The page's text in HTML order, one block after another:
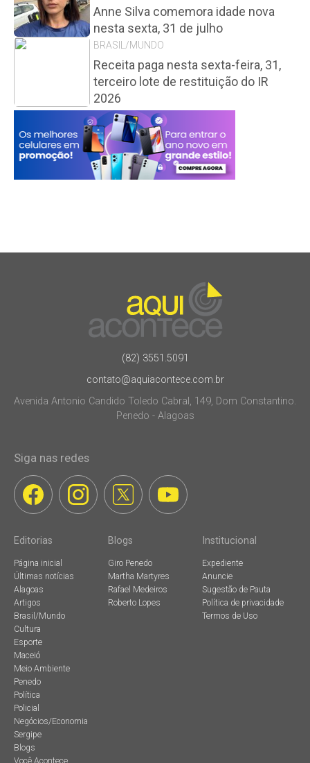
Anne Silva comemora idade nova
nesta sexta, 31 de julho
BRASIL/MUNDO
Receita paga nesta sexta-feira, 31,
terceiro lote de restituição do IR
2026
(82) 3551.5091
contato@aquiacontece.com.br
Avenida Antonio Candido Toledo Cabral, 149, Dom Constantino.
Penedo - Alagoas
Siga nas redes
Editorias
Página inicial
Últimas notícias
Alagoas
Artigos
Brasil/Mundo
Cultura
Esporte
Maceió
Meio Ambiente
Penedo
Política
Policial
Negócios/Economia
Sergipe
Blogs
Você Acontece
Blogs
Giro Penedo
Martha Martyres
Rafael Medeiros
Roberto Lopes
Institucional
Expediente
Anuncie
Sugestão de Pauta
Política de privacidade
Termos de Uso